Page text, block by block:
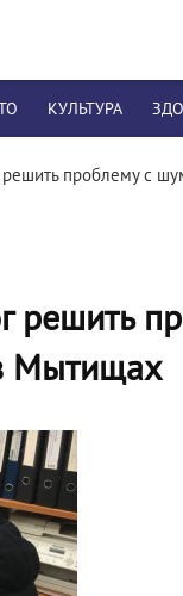
КУЛЬТУРА
решить проблему с
решить
Мытищах